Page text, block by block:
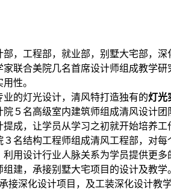
，工程部，就业部，别墅大宅部，深
联合美院几名首席设计师组成教学
性。
的灯光设计，清风特打造独有的灯光
５名高级室内建筑师组成清风设计
成，让学员从学习之初就开始培养工
名结构工程师组成清风工程部，对
用设计行业人脉关系为学员提供更
建，承接别墅大宅项目的设计及教学
接深化设计项目，及工装深化设计教